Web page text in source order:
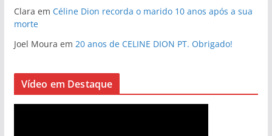
Clara em Céline Dion recorda o marido 10 anos após a sua
morte
Joel Moura em 20 anos de CELINE DION PT. Obrigado!
Vídeo em Destaque